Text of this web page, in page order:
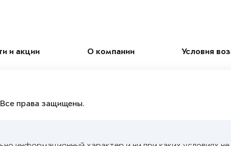
и акции О компании Условия
права защищены.